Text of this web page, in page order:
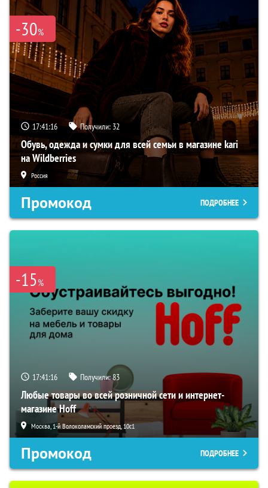
-30%
17:41:15 Получили: 32
Обувь, одежда и сумки для всей семьи в магазине kari
на Wildberries
Россия
Промокод ПОДРОБНЕЕ
-15%
17:41:15 Получили:83
Любые товары во всей розничной сети и интернет-
магазине Hoff
Москва, 1-й Волоколамский проезд, 10с1
Промокод ПОДРОБНЕЕ